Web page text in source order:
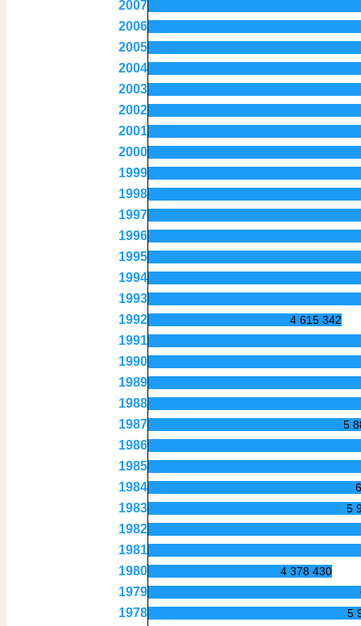
2007
2006
2005
2004
2003
2002
2001
2000
1999
1998
1997
1996
1995
1994
1993
1992
4 615 342
1991
1990
1989
1988
1987
5
1986
1985
1984
1983 5
1982
1981
1980
4 378 430
1979
1978 5